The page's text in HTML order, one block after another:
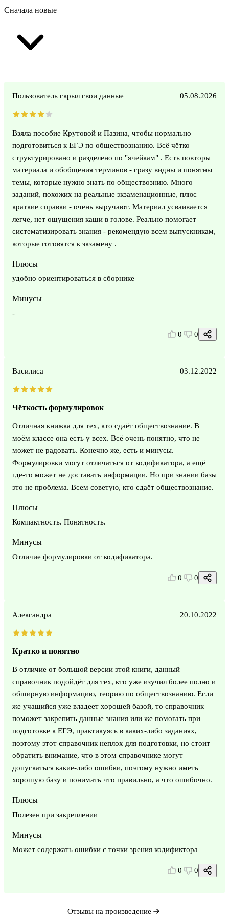
Сначала новые
Пользователь скрыл свои данные 05.08.2026
Взяла пособие Крутовой и Пазина, чтобы нормально
подготовиться к ЕГЭ по обществознанию. Всё чётко
структурировано и разделено по "ячейкам" . Есть повторы
материала и обобщения терминов - сразу видны и понятны
темы, которые нужно знать по обществознию. Много
заданий, похожих на реальные экзаменационные, плюс
краткие справки - очень выручают. Материал усваивается
легче, нет ощущения каши в голове. Реально помогает
систематизировать знания - рекомендую всем выпускникам,
которые готовятся к экзамену .
Плюсы
удобно ориентироваться в сборнике
Минусы
-
0 0
Василиса 03.12.2022
Чёткость формулировок
Отличная книжка для тех, кто сдаёт обществознание. В
моём классе она есть у всех. Всё очень понятно, что не
может не радовать. Конечно же, есть и минусы.
Формулировки могут отличаться от кодификатора, а ещё
где-то может не доставать информации. Но при знании базы
это не проблема. Всем советую, кто сдаёт обществознание.
Плюсы
Компактность. Понятность.
Минусы
Отличие формулировки от кодификатора.
0 0
Александра 20.10.2022
Кратко и понятно
В отличие от большой версии этой книги, данный
справочник подойдёт для тех, кто уже изучил более полно и
обширную информацию, теорию по обществознанию. Если
же учащийся уже владеет хорошей базой, то справочник
поможет закрепить данные знания или же помогать при
подготовке к ЕГЭ, практикуясь в каких-либо заданиях,
поэтому этот справочник неплох для подготовки, но стоит
обратить внимание, что в этом справочнике могут
допускаться какие-либо ошибки, поэтому нужно иметь
хорошую базу и понимать что правильно, а что ошибочно.
Плюсы
Полезен при закреплении
Минусы
Может содержать ошибки с точки зрения кодификтора
0 0
Отзывы на произведение